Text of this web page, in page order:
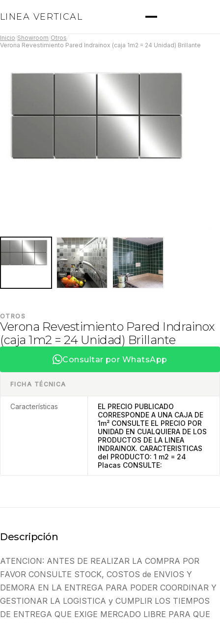
LINEA VERTICAL
Inicio Showroom Otros
Verona Revestimiento Pared Indrainox (caja 1m2 = 24 Unidad) Brillante
OTROS
Verona Revestimiento Pared Indrainox
(caja 1m2 = 24 Unidad) Brillante
Consultar por WhatsApp
FICHA TÉCNICA
Características
EL PRECIO PUBLICADO
CORRESPONDE A UNA CAJA DE
1m² CONSULTE EL PRECIO POR
UNIDAD EN CUALQUIERA DE LOS
PRODUCTOS DE LA LINEA
INDRAINOX. CARACTERISTICAS
del PRODUCTO: 1 m2 = 24
Placas CONSULTE:
Descripción
ATENCION: ANTES DE REALIZAR LA COMPRA POR
FAVOR CONSULTE STOCK, COSTOS de ENVIOS Y
DEMORA EN LA ENTREGA PARA PODER COORDINAR Y
GESTIONAR LA LOGISTICA y CUMPLIR LOS TIEMPOS
DE ENTREGA QUE EXIGE MERCADO LIBRE PARA QUE